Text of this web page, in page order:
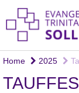
Home 2025